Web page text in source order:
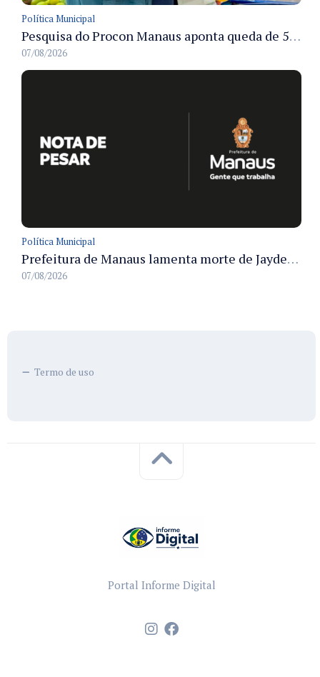
Política Municipal
Pesquisa do Procon Manaus aponta queda de 5,18% no valor médio da cesta básica em agosto
07/08/2026
Política Municipal
Prefeitura de Manaus lamenta morte de Jayder Rego do Nascimento e informa velório na cidade
07/08/2026
Termo de uso
Portal Informe Digital